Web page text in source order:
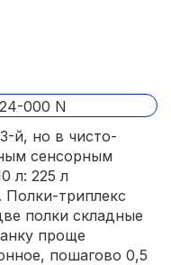
й, но в чисто-
сенсорным
л: 225 л
Полки-триплекс
полки складные
проще
пошагово 0,5